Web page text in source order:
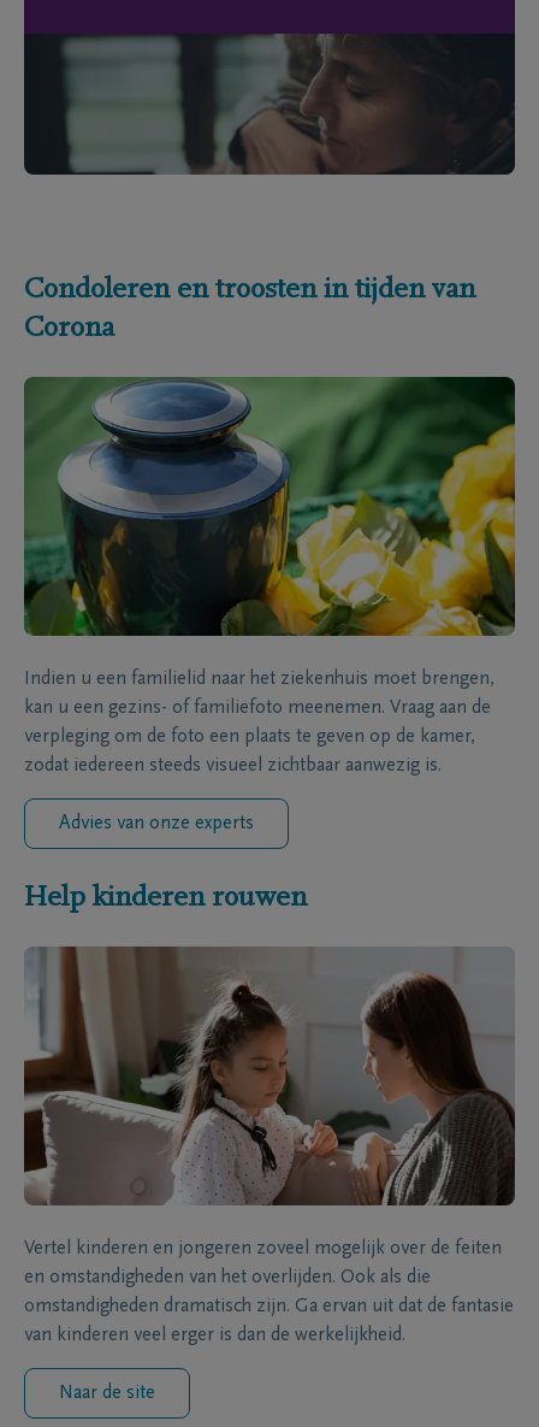
Condoleren en troosten in tijden van
Corona
Indien u een familielid naar het ziekenhuis moet brengen,
kan u een gezins- of familiefoto meenemen. Vraag aan de
verpleging om de foto een plaats te geven op de kamer,
zodat iedereen steeds visueel zichtbaar aanwezig is.
Advies van onze experts
Help kinderen rouwen
Vertel kinderen en jongeren zoveel mogelijk over de feiten
en omstandigheden van het overlijden. Ook als die
omstandigheden dramatisch zijn. Ga ervan uit dat de fantasie
van kinderen veel erger is dan de werkelijkheid.
Naar de site